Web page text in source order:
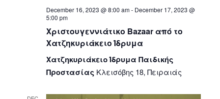
December 16, 2023 @ 8:00 am- December 17, 2023 @
5:00 pm
Χριστουγεννιάτικο Bazaar από το
Χατζηκυριάκειο Ίδρυμα
Χατζηκυριάκειο Ίδρυμα Παιδικής
Προστασίας Κλεισόβης 18, Πειραιάς